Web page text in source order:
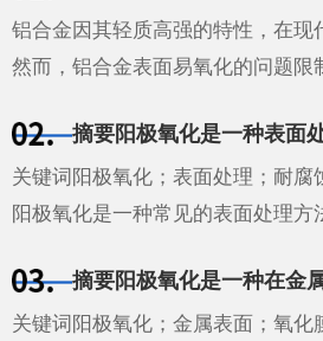
铝合金因其轻质高强的特性，在现
然而，铝合金表面易氧化的问题限
减缓氧化的方法。通过实验研究，
···
关键词阳极氧化；表面处理；耐腐
阳极氧化是一种常见的表面处理方
够提高材料的耐腐蚀性和耐磨性，
···
关键词阳极氧化；金属表面；氧化